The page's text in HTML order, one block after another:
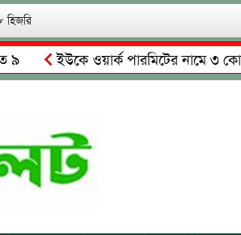
ইউকে ওয়ার্ক পারমিটের নামে ৩ কোটি ৬০
গোয়াইনঘাটে আলিম উদ্দিনের